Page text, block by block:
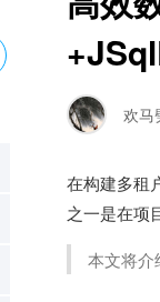
欢马
在构建多租
之一是在项
本文将介